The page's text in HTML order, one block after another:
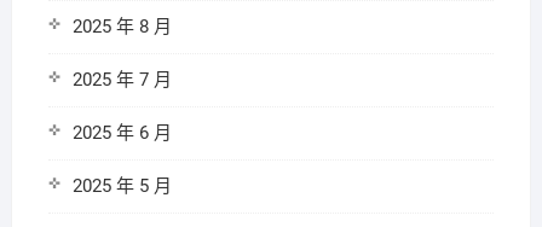
2025 年 8 月
2025 年 7 月
2025 年 6 月
2025 年 5 月